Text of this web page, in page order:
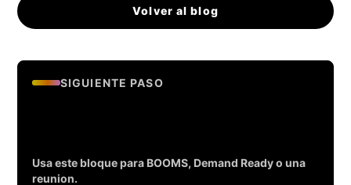
Volver al blog
SIGUIENTE PASO
Usa este bloque para BOOMS, Demand Ready o una
reunion.